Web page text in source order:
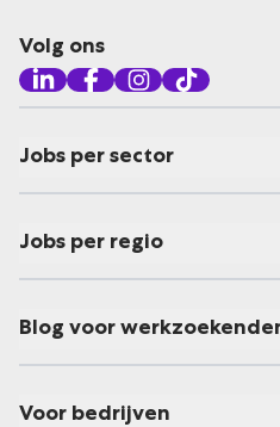
Volg ons
Jobs per sector
Jobs per regio
Blog voor
Voor bedrijven